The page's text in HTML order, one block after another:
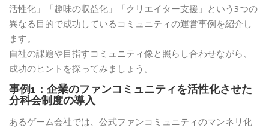
活性化」「趣味の収益化」「クリエイター支援」という3つの
異なる目的で成功しているコミュニティの運営事例を紹介し
ます。
自社の課題や目指すコミュニティ像と照らし合わせながら、
成功のヒントを探ってみましょう。
事例1：企業のファンコミュニティを活性化させた
分科会制度の導入
あるゲーム会社では、公式ファンコミュニティのマンネリ化